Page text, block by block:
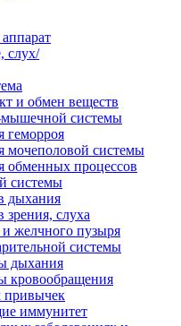
слух/
и обмен веществ
мышечной системы
геморроя
мочеполовой системы
обменных процессов
системы
дыхания
зрения, слуха
желчного пузыря
системы
дыхания
кровообращения
привычек
иммунитет